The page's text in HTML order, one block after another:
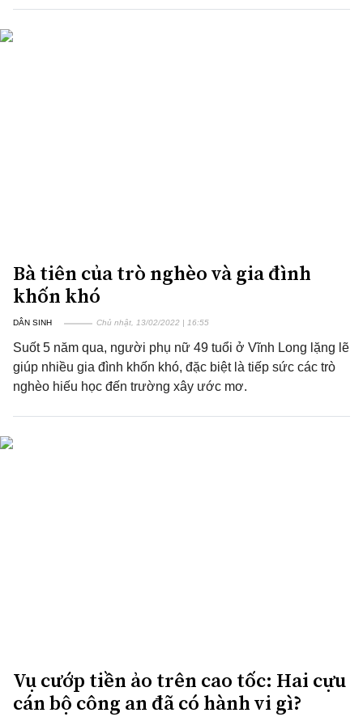
Bà tiên của trò nghèo và gia đình
khốn khó
DÂN SINH Chủ nhật, 13/02/2022 | 16:55
Suốt 5 năm qua, người phụ nữ 49 tuổi ở Vĩnh Long lặng lẽ
giúp nhiều gia đình khốn khó, đặc biệt là tiếp sức các trò
nghèo hiếu học đến trường xây ước mơ.
Vụ cướp tiền ảo trên cao tốc: Hai cựu
cán bộ công an đã có hành vi gì?